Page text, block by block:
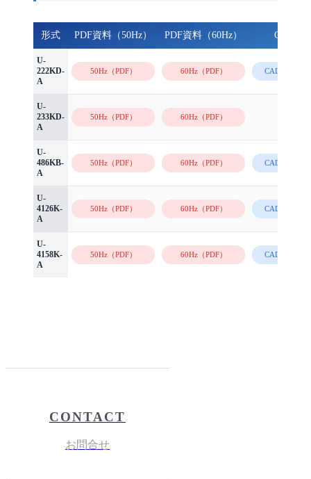
形式 PDF資料（50Hz） PDF資料（60Hz） CAD図
U-
222KD-
A
50Hz（PDF） 60Hz（PDF） CAD図面（
U-
233KD-
A
50Hz（PDF） 60Hz（PDF）
U-
486KB-
A
50Hz（PDF） 60Hz（PDF） CAD図面（
U-
4126K-
A
50Hz（PDF） 60Hz（PDF） CAD図面（
U-
4158K-
A
50Hz（PDF） 60Hz（PDF） CAD図面（
CONTACT
お問合せ